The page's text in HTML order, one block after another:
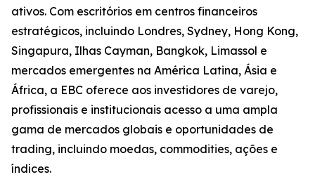
ativos. Com escritórios em centros financeiros
estratégicos, incluindo Londres, Sydney, Hong Kong,
Singapura, Ilhas Cayman, Bangkok, Limassol e
mercados emergentes na América Latina, Ásia e
África, a EBC oferece aos investidores de varejo,
profissionais e institucionais acesso a uma ampla
gama de mercados globais e oportunidades de
trading, incluindo moedas, commodities, ações e
índices.